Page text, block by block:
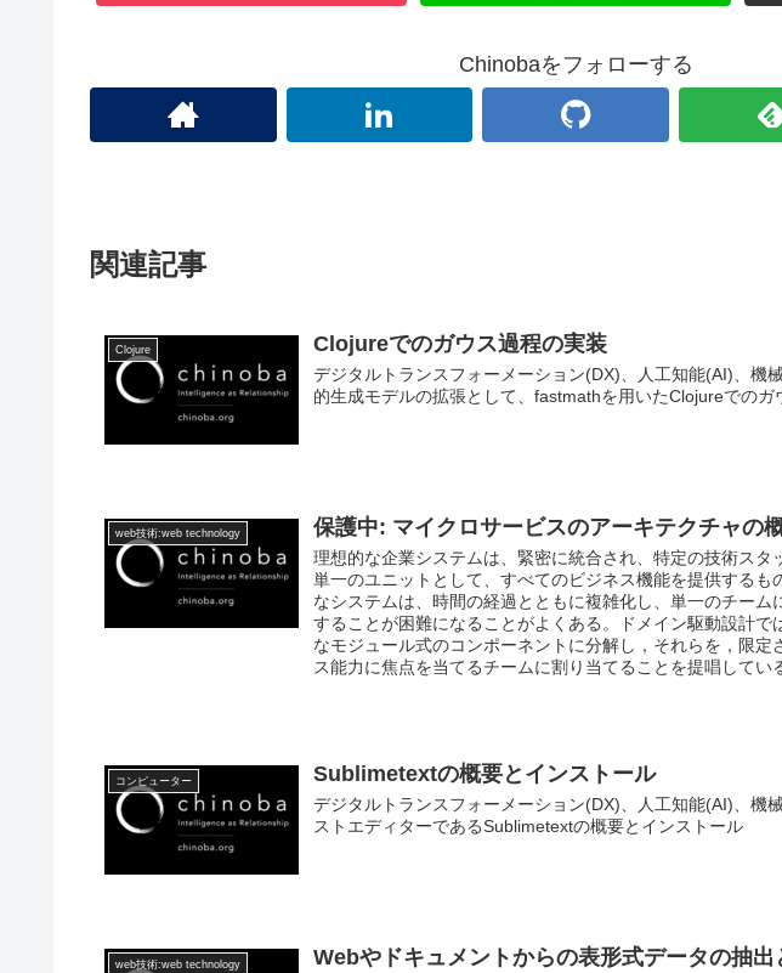
Chinobaをフォローする
関連記事
Clojure Clojureでのガウス過程の実装
デジタルトランスフォーメーション(DX)、人工知能(AI)、機
的生成モデルの拡張として、fastmathを用いたClojureでのガ
web技術:web technology 保護中: マイクロサービスのアーキテクチャの
理想的な企業システムは、緊密に統合され、特定の技術スタ
単一のユニットとして、すべてのビジネス機能を提供するも
なシステムは、時間の経過とともに複雑化し、単一のチー
することが困難になることがよくある。ドメイン駆動設計で
なモジュール式のコンポーネントに分解し，それらを，限定
ス能力に焦点を当てるチームに割り当てることを提唱してい
コンピューター Sublimetextの概要とインストール
デジタルトランスフォーメーション(DX)、人工知能(AI)、機
ストエディターであるSublimetextの概要とインストール
web技術:web technology Webやドキュメントからの表形式データの抽